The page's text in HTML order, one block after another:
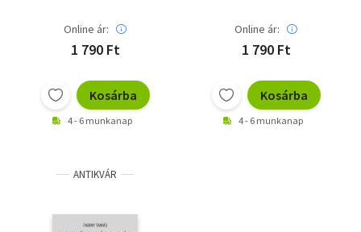
Online ár:
1 790 Ft
Kosárba
4 - 6 munkanap
Online ár:
1 790 Ft
Kosárba
4 - 6 munkanap
ANTIKVÁR